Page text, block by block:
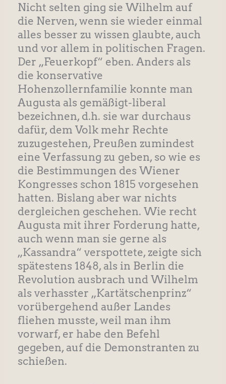
Nicht selten ging sie Wilhelm auf
die Nerven, wenn sie wieder einmal
alles besser zu wissen glaubte, auch
und vor allem in politischen Fragen.
Der „Feuerkopf“ eben. Anders als
die konservative
Hohenzollernfamilie konnte man
Augusta als gemäßigt-liberal
bezeichnen, d.h. sie war durchaus
dafür, dem Volk mehr Rechte
zuzugestehen, Preußen zumindest
eine Verfassung zu geben, so wie es
die Bestimmungen des Wiener
Kongresses schon 1815 vorgesehen
hatten. Bislang aber war nichts
dergleichen geschehen. Wie recht
Augusta mit ihrer Forderung hatte,
auch wenn man sie gerne als
„Kassandra“ verspottete, zeigte sich
spätestens 1848, als in Berlin die
Revolution ausbrach und Wilhelm
als verhasster „Kartätschenprinz“
vorübergehend außer Landes
fliehen musste, weil man ihm
vorwarf, er habe den Befehl
gegeben, auf die Demonstranten zu
schießen.